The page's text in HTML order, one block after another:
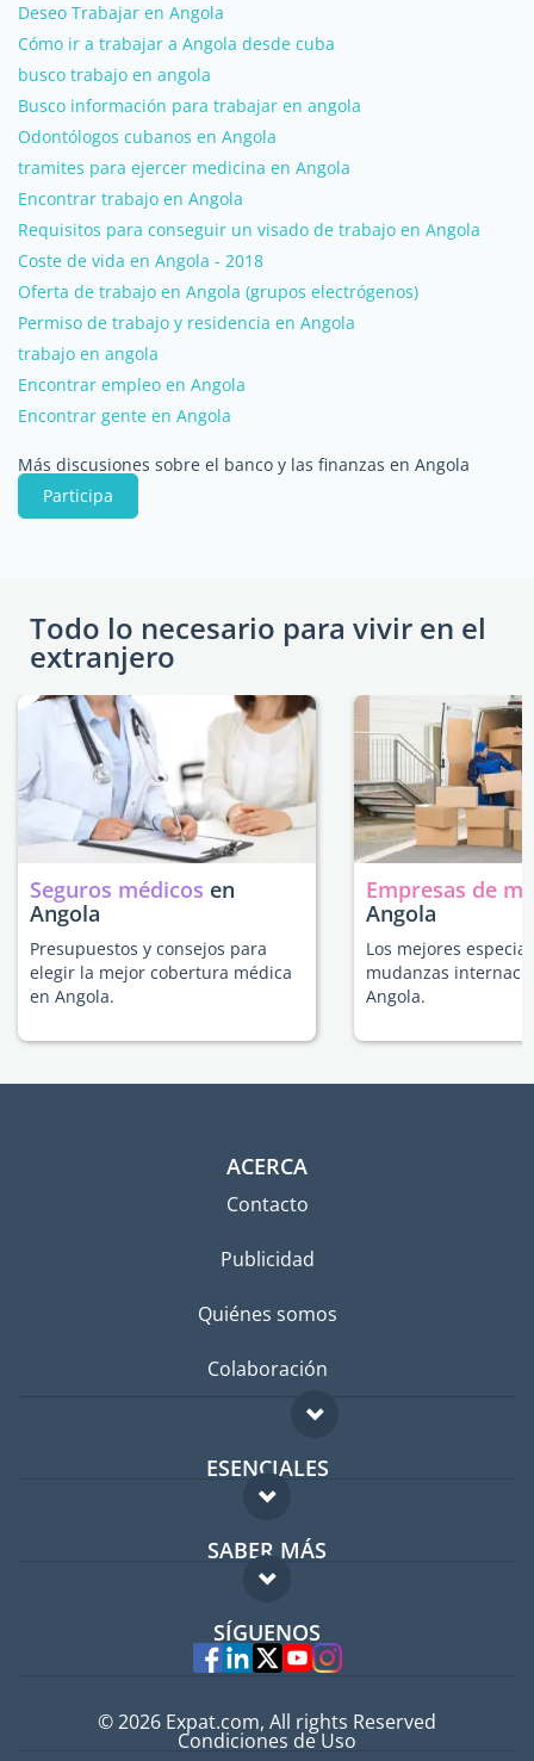
Deseo Trabajar en Angola
Cómo ir a trabajar a Angola desde cuba
busco trabajo en angola
Busco información para trabajar en angola
Odontólogos cubanos en Angola
tramites para ejercer medicina en Angola
Encontrar trabajo en Angola
Requisitos para conseguir un visado de trabajo en Angola
Coste de vida en Angola - 2018
Oferta de trabajo en Angola (grupos electrógenos)
Permiso de trabajo y residencia en Angola
trabajo en angola
Encontrar empleo en Angola
Encontrar gente en Angola
Más discusiones sobre el banco y las finanzas en Angola
Participa
Todo lo necesario para vivir en el
extranjero
Seguros médicos en
Angola
Presupuestos y consejos para
elegir la mejor cobertura médica
en Angola.
Empresas de
Angola
Los mejores
mudanzas
Angola.
ACERCA
Contacto
Publicidad
Quiénes somos
Colaboración
ESENCIALES
Foro para expatriados
Guía para expatriados
Trabajos en el extranjero
SABER MÁS
FAQ
Expertos
SÍGUENOS
© 2026 Expat.com, All rights Reserved
Condiciones de Uso